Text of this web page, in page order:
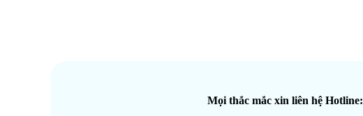
Mọi thắc mắc xin liên hệ Hotline: